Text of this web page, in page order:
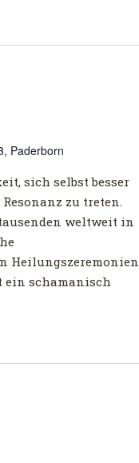
Paderborn
sich selbst besser
zu treten.
weltweit in
Heilungszeremonien
ein schamanisch